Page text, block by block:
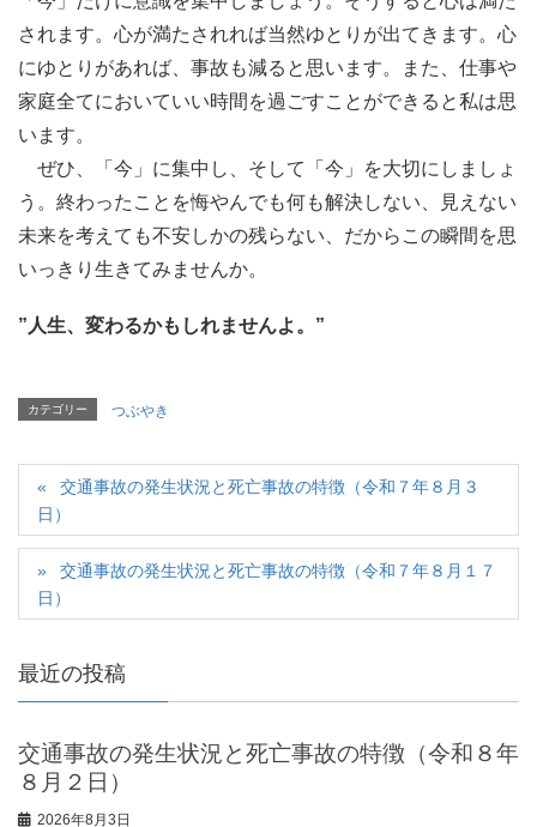
されます。心が満たされれば当然ゆとりが出てきます。心
にゆとりがあれば、事故も減ると思います。また、仕事や
家庭全てにおいていい時間を過ごすことができると私は思
います。
ぜひ、「今」に集中し、そして「今」を大切にしましょ
う。終わったことを悔やんでも何も解決しない、見えない
未来を考えても不安しかの残らない、だからこの瞬間を思
いっきり生きてみませんか。
”人生、変わるかもしれませんよ。”
カテゴリー つぶやき
交通事故の発生状況と死亡事故の特徴（令和７年８月３
日）
交通事故の発生状況と死亡事故の特徴（令和７年８月１７
日）
最近の投稿
交通事故の発生状況と死亡事故の特徴（令和８年
８月２日）
2026年8月3日